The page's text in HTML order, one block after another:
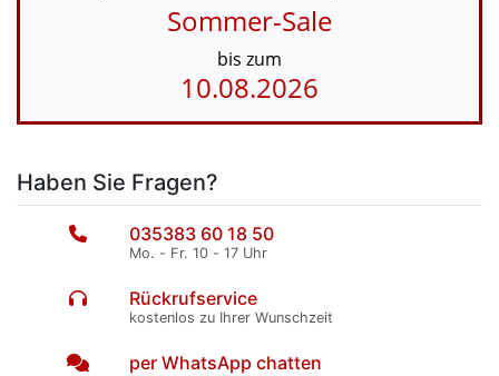
Sommer-Sale
bis zum
10.08.2026
Haben Sie Fragen?
035383 60 18 50
Mo. - Fr. 10 - 17 Uhr
Rückrufservice
kostenlos zu Ihrer Wunschzeit
per WhatsApp chatten